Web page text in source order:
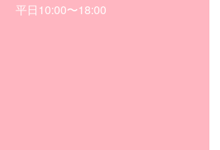
平日10:00〜18:00